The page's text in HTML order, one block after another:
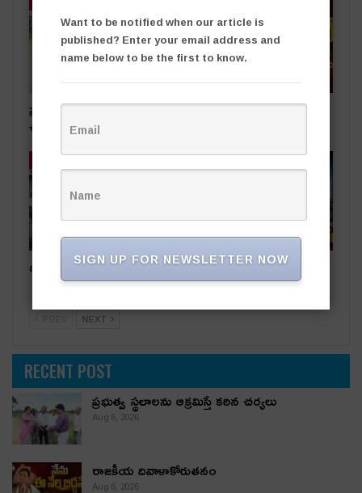
ప్రభుత్వ స్థలాలను ఆక్రమిస్తే కఠిన
చర్యలు
రాజకీయ దివాళాకోరుతనం
ఒడిషా నుంచి తెలంగాణ‌కు.. సింగరేణి చరిత్రలో కీలక ఘట్టం..
నైనీ బొగ్గు సరఫరా ప్రారంభం
NEXT
RECENT POST
ప్రభుత్వ స్థలాలను ఆక్రమిస్తే కఠిన చర్యలు
Aug 6, 2026
రాజకీయ దివాళాకోరుతనం
Aug 6, 2026
Want to be notified when our article is
published? Enter your email address and
name below to be the first to know.
SIGN UP FOR NEWSLETTER NOW